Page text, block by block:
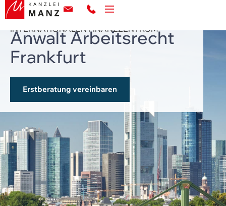
KOMPETENTE BERATUNG IM
INTERNATIONALEN FINANZZENTRUM
Anwalt Arbeitsrecht
Frankfurt
Erstberatung vereinbaren